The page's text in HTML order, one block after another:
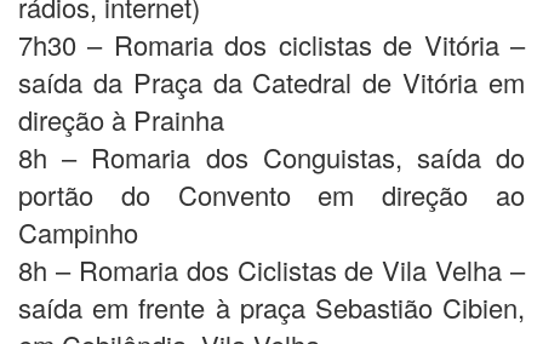
7h30 – Romaria dos ciclistas de Vitória –
saída da Praça da Catedral de Vitória em
direção à Prainha
8h – Romaria dos Conguistas, saída do
portão do Convento em direção ao
Campinho
8h – Romaria dos Ciclistas de Vila Velha –
saída em frente à praça Sebastião Cibien,